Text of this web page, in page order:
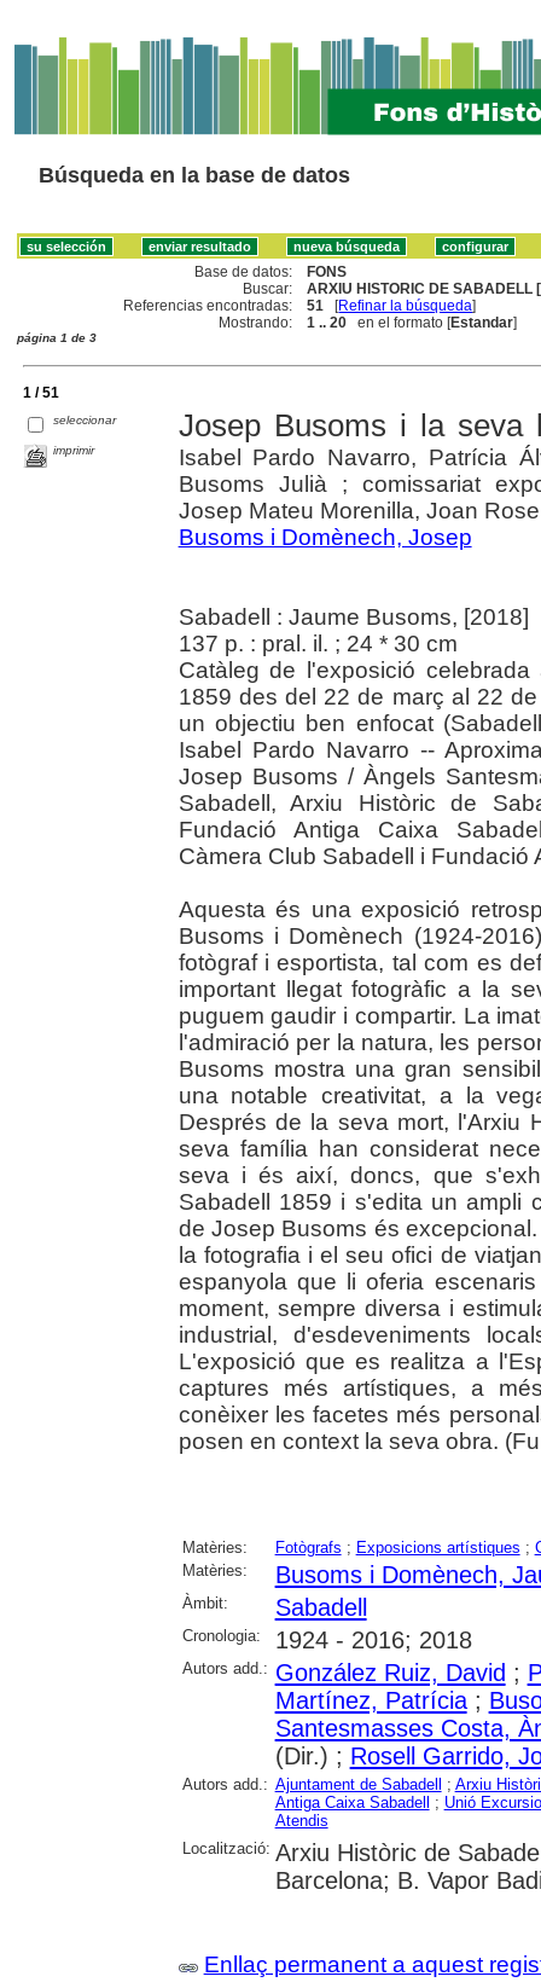
Búsqueda en la base de datos
Base de datos:
FONS
Buscar:
ARXIU HISTORIC DE SABADELL
Referencias encontradas:
51 [Refinar la búsqueda]
Mostrando:
1 .. 20 en el formato [Estandar]
página 1 de 3
1 / 51
seleccionar
imprimir
Josep Busoms i la seva
Isabel Pardo Navarro, Patrícia
Busoms Julià ; comissariat
Josep Mateu Morenilla, Joan
Busoms i Domènech, Josep
Sabadell : Jaume Busoms, [2018]
137 p. : pral. il. ; 24 * 30 cm
Catàleg de l'exposició
1859 des del 22 de març al 22
un objectiu ben enfocat
Isabel Pardo Navarro --
Josep Busoms / Àngels
Sabadell, Arxiu Històric de
Fundació Antiga Caixa
Càmera Club Sabadell i Fundació
Aquesta és una exposició
Busoms i Domènech (1924-
fotògraf i esportista, tal com es
important llegat fotogràfic a la
puguem gaudir i compartir. La
l'admiració per la natura, les
Busoms mostra una gran
una notable creativitat, a la
Després de la seva mort, l'Arxiu
seva família han considerat
seva i és així, doncs, que
Sabadell 1859 i s'edita un ampli
de Josep Busoms és
la fotografia i el seu ofici de
espanyola que li oferia
moment, sempre diversa i
industrial, d'esdeveniments
L'exposició que es realitza a
captures més artístiques, a
conèixer les facetes més
posen en context la seva obra.
Matèries: Fotògrafs ; Exposicions artístiques ;
Matèries:
Busoms i Domènech,
Àmbit: Sabadell
Cronologia: 1924 - 2016; 2018
Autors add.: González Ruiz, David ;
Martínez, Patrícia;
Santesmasses Costa,
(Dir.) ; Rosell Garrido,
Autors add.: Ajuntament de Sabadell ; Arxiu
Antiga Caixa Sabadell
; Unió
Atendis
Localització: Arxiu Històric de
Barcelona; B. Vapor
Enllaç permanent a aquest